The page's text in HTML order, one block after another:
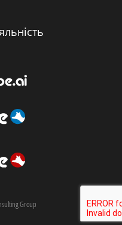
Group